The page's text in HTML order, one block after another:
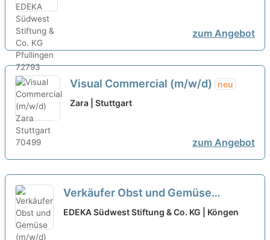
zum Angebot
Visual Commercial (m/w/d)
neu
Zara | Stuttgart
zum Angebot
Verkäufer Obst und Gemüse
(m/w/d) neu
EDEKA Südwest Stiftung & Co. KG | Köngen